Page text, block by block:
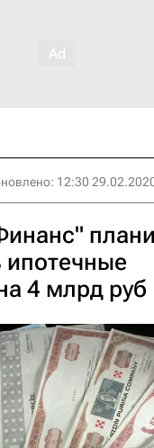
12:30
ипотечные
4 млрд руб